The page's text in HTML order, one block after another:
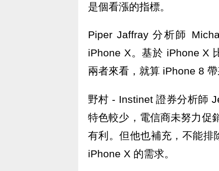
是個看漲的指標。
Piper Jaffray 分析師
iPhone X。基於 iPhone X
兩者來看，就算 iPhone 8
野村 - Instinet 證券分析師
特色較少，電信商未努力促
有利。但他也補充，不能排
iPhone X 的需求。